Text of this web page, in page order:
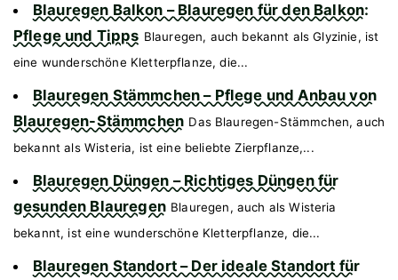
Blauregen Balkon – Blauregen für den Balkon:
Pflege und Tipps Blauregen, auch bekannt als Glyzinie, ist
eine wunderschöne Kletterpflanze, die...
Blauregen Stämmchen – Pflege und Anbau von
Blauregen-Stämmchen Das Blauregen-Stämmchen, auch
bekannt als Wisteria, ist eine beliebte Zierpflanze,...
Blauregen Düngen – Richtiges Düngen für
gesunden Blauregen Blauregen, auch als Wisteria
bekannt, ist eine wunderschöne Kletterpflanze, die...
Blauregen Standort – Der ideale Standort für